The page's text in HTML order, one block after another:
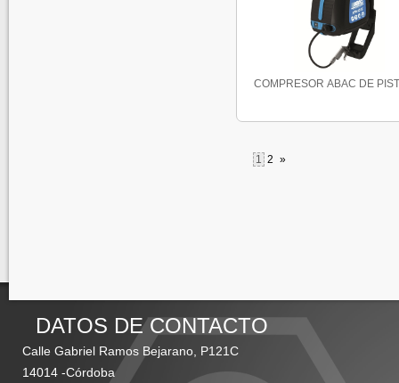
COMPRESOR ABAC DE
1 2 »
DATOS DE CONTACTO
Calle Gabriel Ramos Bejarano, P121C
14014 -Córdoba